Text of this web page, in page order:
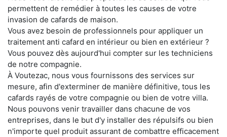
permettent de remédier à toutes les causes de votre
invasion de cafards de maison.
Vous avez besoin de professionnels pour appliquer un
traitement anti cafard en intérieur ou bien en extérieur ?
Vous pouvez dès aujourd'hui compter sur les techniciens
de notre compagnie.
À Voutezac, nous vous fournissons des services sur
mesure, afin d'exterminer de manière définitive, tous les
cafards rayés de votre compagnie ou bien de votre villa.
Nous pouvons venir travailler dans chacune de vos
entreprises, dans le but d'y installer des répulsifs ou bien
n'importe quel produit assurant de combattre efficacement